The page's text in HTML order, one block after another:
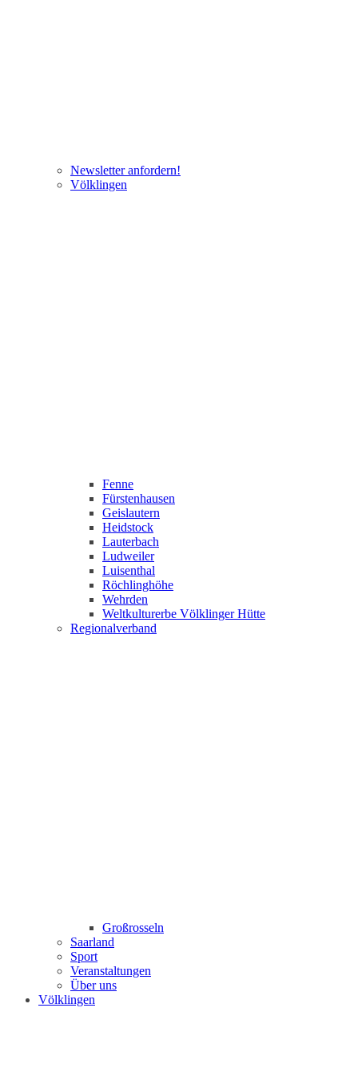
Newsletter anfordern!
Völklingen
Fenne
Fürstenhausen
Geislautern
Heidstock
Lauterbach
Ludweiler
Luisenthal
Röchlinghöhe
Wehrden
Weltkulturerbe Völklinger Hütte
Regionalverband
Großrosseln
Saarland
Sport
Veranstaltungen
Über uns
Völklingen